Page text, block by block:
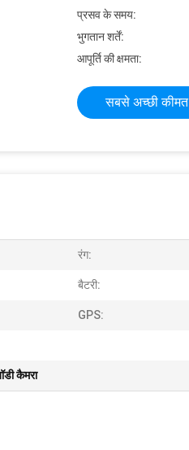
प्रसव के समय:
भुगतान शर्तें:
आपूर्ति की क्षमता:
सबसे अच्छी कीमत
रंग:
बैटरी:
GPS:
कैमरा